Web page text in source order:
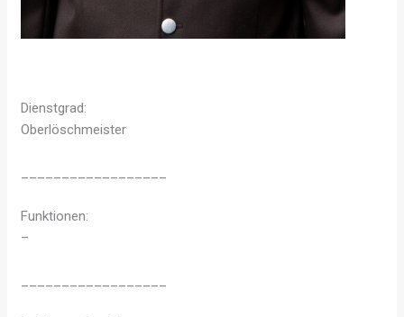
Dienstgrad:
Oberlöschmeister
Funktionen:
–